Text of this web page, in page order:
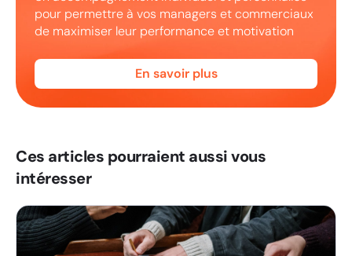
pour permettre à vos managers et commerciaux
de maximiser leur performance et motivation
En savoir plus
Ces articles pourraient aussi vous
intéresser